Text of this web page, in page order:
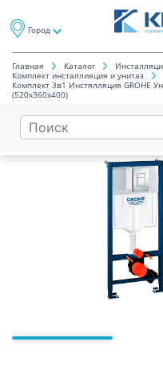
Город
Главная Каталог
Комплект инсталлияция и унитаз
Комплект 3в1 Инстялляция GROHE
(520x360x400)